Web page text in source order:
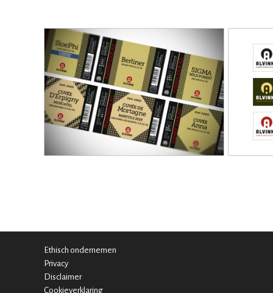
Ethisch ondernemen
Privacy
Disclaimer
Cookieverklaring